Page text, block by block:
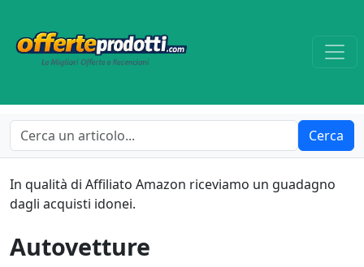
Cerca
In qualità di Affiliato Amazon riceviamo un guadagno
dagli acquisti idonei.
Autovetture